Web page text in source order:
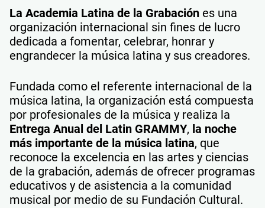
La Academia Latina de la Grabación es una
organización internacional sin fines de lucro
dedicada a fomentar, celebrar, honrar y
engrandecer la música latina y sus creadores.
Fundada como el referente internacional de la
música latina, la organización está compuesta
por profesionales de la música y realiza la
Entrega Anual del Latin GRAMMY, la noche
más importante de la música latina, que
reconoce la excelencia en las artes y ciencias
de la grabación, además de ofrecer programas
educativos y de asistencia a la comunidad
musical por medio de su Fundación Cultural.